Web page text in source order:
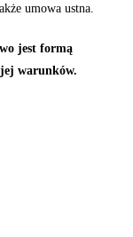
umowa ustna.
jest formą
warunków.